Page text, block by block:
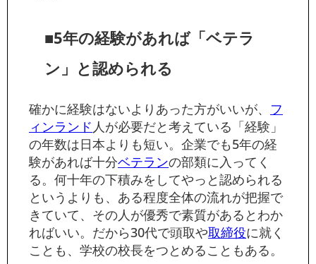
■5年の経験があれば「ベテラ
ン」と認められる
確かに経験はないよりあった方がいいが、 フ
ィンランド 人が必要だと考えている「経験」
の年数は日本よりも短い。企業でも5年の経
験があれば十分ベテランの部類に入ってく
る。何十年の下積みをしてやっと認められる
というよりも、ある程度全体の流れが把握で
きていて、その人が優秀で素質があるとわか
ればいい。だから30代で頭取や取締役に就く
ことも、学校の校長をつとめることもある。